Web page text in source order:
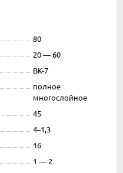
80
20 — 60
BK-7
полное
многослойное
45
4–1,3
16
1 — 2